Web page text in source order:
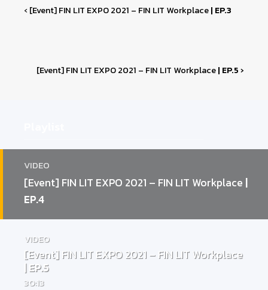
VIDEO
[Event] FIN LIT EXPO 2021 – FIN LIT Workplace |
EP.4
VIDEO
[Event] FIN LIT EXPO 2021 – FIN LIT Workplace
| EP.5
30:13
‹ [Event] FIN LIT EXPO 2021 – FIN LIT Workplace| EP.3
[Event] FIN LIT EXPO 2021 – FIN LIT Workplace| EP.5 ›